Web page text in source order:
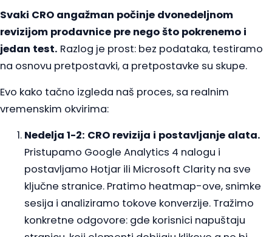
Svaki CRO angažman počinje dvonedeljnom
revizijom prodavnice pre nego što pokrenemo i
jedan test. Razlog je prost: bez podataka, testiramo
na osnovu pretpostavki, a pretpostavke su skupe.
Evo kako tačno izgleda naš proces, sa realnim
vremenskim okvirima:
Nedelja 1-2: CRO revizija i postavljanje alata.
Pristupamo Google Analytics 4 nalogu i
postavljamo Hotjar ili Microsoft Clarity na sve
ključne stranice. Pratimo heatmap-ove, snimke
sesija i analiziramo tokove konverzije. Tražimo
konkretne odgovore: gde korisnici napuštaju